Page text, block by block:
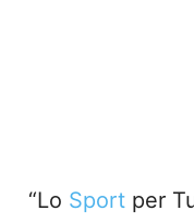
“Lo Sport per